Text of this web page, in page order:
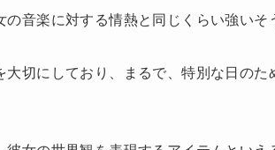
音楽に対する情熱と同じくらい強いそ
切にしており、まるで、特別な日のた